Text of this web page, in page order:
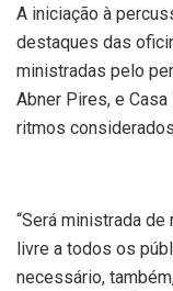
A iniciação à
destaques das
ministradas pelo
Abner Pires, e
ritmos
“Será ministrada
livre a todos os
necessário,